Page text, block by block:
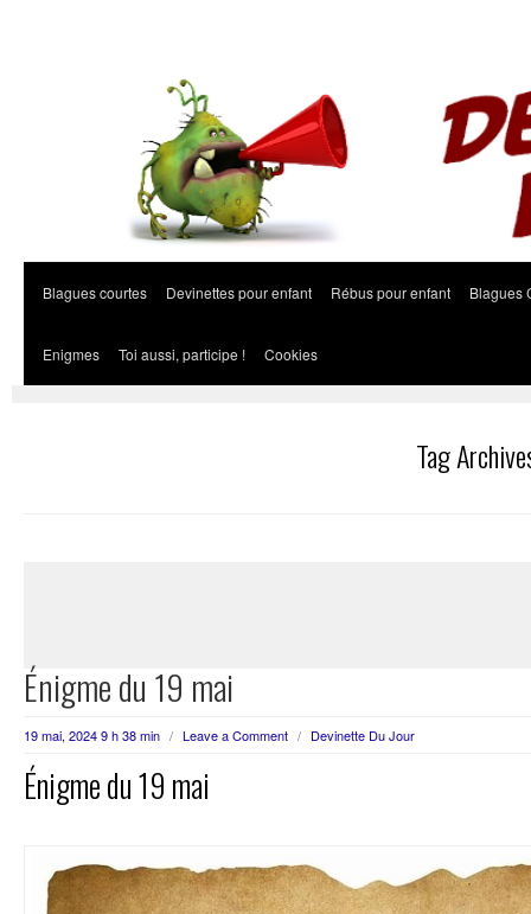
Blagues courtes Devinettes pour enfant Rébus pour enfant Blagues
Enigmes Toi aussi, participe ! Cookies
Tag
Énigme du 19 mai
19 mai, 2024 9 h 38 min / Leave a Comment / Devinette Du Jour
Énigme du 19 mai